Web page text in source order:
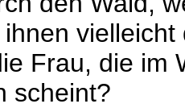
ihnen
Frau, die im
scheint?